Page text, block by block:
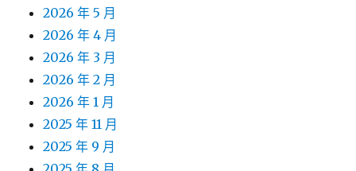
2026 年 5 月
2026 年 4 月
2026 年 3 月
2026 年 2 月
2026 年 1 月
2025 年 11 月
2025 年 9 月